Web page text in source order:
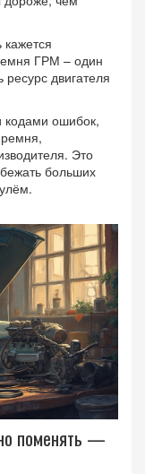
ГРМ – один
двигателя
кодами ошибок,
Это
больших
поменять —